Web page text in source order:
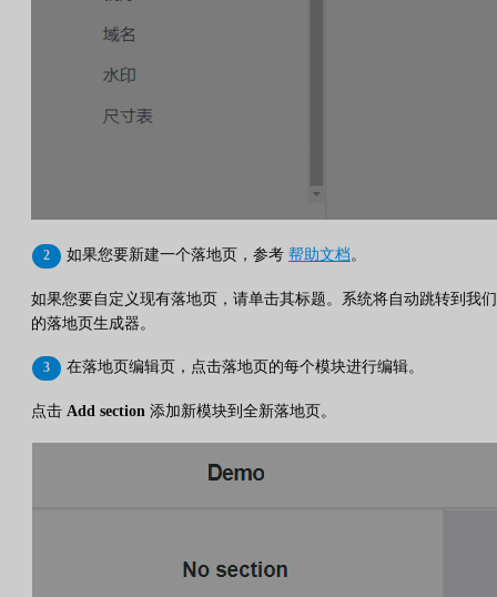
如果您要新建一个落地页，参考 帮助文档。
如果您要自定义现有落地页，请单击其标题。系统将自动跳转到我们
的落地页生成器。
在落地页编辑页，点击落地页的每个模块进行编辑。
点击 Add section 添加新模块到全新落地页。